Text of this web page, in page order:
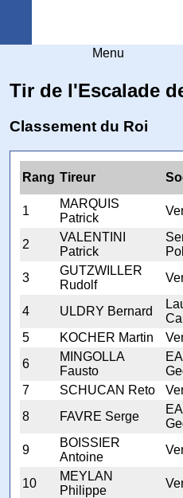
Menu
Tir de l'Escalade
Classement du Roi
Rang Tireur
1
MARQUIS
Patrick
2
VALENTINI
Patrick
3
GUTZWILLER
Rudolf
4 ULDRY Bernard
5
KOCHER Martin
6
MINGOLLA
Fausto
7
SCHUCAN Reto
8
FAVRE Serge
9
BOISSIER
Antoine
10
MEYLAN
Philippe